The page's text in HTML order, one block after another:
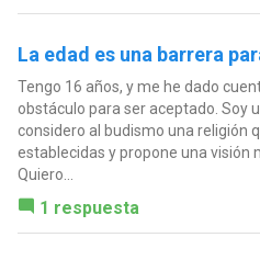
La edad es una barrera
Tengo 16 años, y me he dado
obstáculo para ser aceptado. Soy
considero al budismo una religión
establecidas y propone una visión
Quiero...
1 respuesta